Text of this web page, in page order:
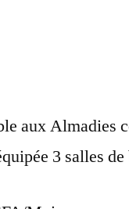
aux Almadies
3 salles